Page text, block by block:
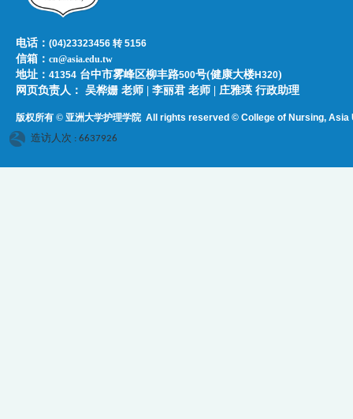
电话：(04)23323456 转 5156
信箱：cn@asia.edu.tw
地址：41354 台中市雾峰区柳丰路500号(健康大楼H320)
网页负责人：​​​ ​吴桦姗 老师 | 李丽君 老师 | 庄雅瑛 行政助理
版权所有 © 亚洲大学护理学院All rights reserved © College of Nursing, Asia
造访人次 : 6637926